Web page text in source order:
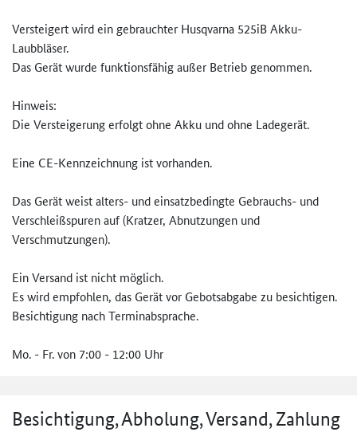
Versteigert wird ein gebrauchter Husqvarna 525iB Akku-
Laubbläser.
Das Gerät wurde funktionsfähig außer Betrieb genommen.
Hinweis:
Die Versteigerung erfolgt ohne Akku und ohne Ladegerät.
Eine CE-Kennzeichnung ist vorhanden.
Das Gerät weist alters- und einsatzbedingte Gebrauchs- und
Verschleißspuren auf (Kratzer, Abnutzungen und
Verschmutzungen).
Ein Versand ist nicht möglich.
Es wird empfohlen, das Gerät vor Gebotsabgabe zu besichtigen.
Besichtigung nach Terminabsprache.
Mo. - Fr. von 7:00 - 12:00 Uhr
Besichtigung, Abholung, Versand, Zahlung